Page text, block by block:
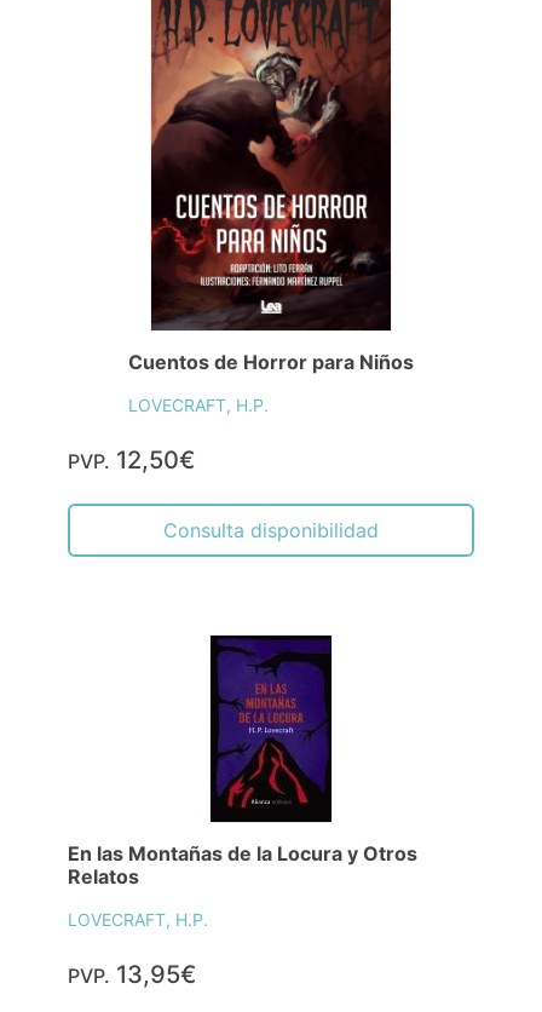
Cuentos de Horror para Niños
LOVECRAFT, H.P.
PVP. 12,50€
Consulta disponibilidad
En las Montañas de la Locura y Otros
Relatos
LOVECRAFT, H.P.
PVP. 13,95€